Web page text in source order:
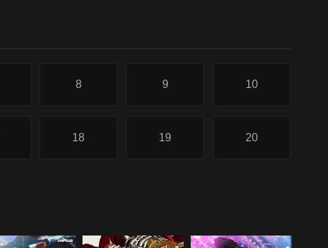
8 9 10
18 19 20